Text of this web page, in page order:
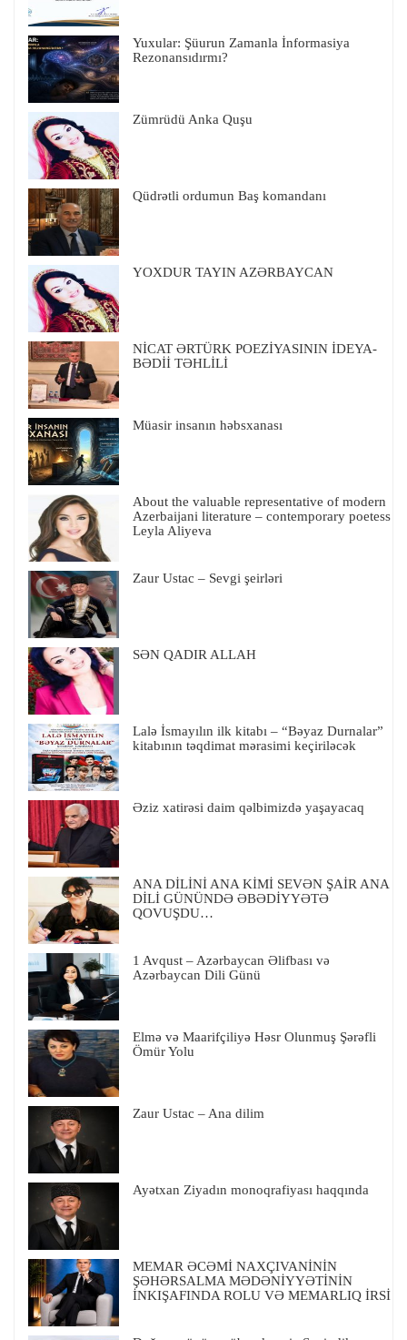
Yuxular: Şüurun Zamanla İnformasiya
Rezonansıdırmı?
Zümrüdü Anka Quşu
Qüdrətli ordumun Baş komandanı
YOXDUR TAYIN AZƏRBAYCAN
NİCAT ƏRTÜRK POEZİYASININ İDEYA-
BƏDİİ TƏHLİLİ
Müasir insanın həbsxanası
About the valuable representative of modern
Azerbaijani literature – contemporary poetess
Leyla Aliyeva
Zaur Ustac – Sevgi şeirləri
SƏN QADIR ALLAH
Lalə İsmayılın ilk kitabı – “Bəyaz Durnalar”
kitabının təqdimat mərasimi keçiriləcək
Əziz xatirəsi daim qəlbimizdə yaşayacaq
ANA DİLİNİ ANA KİMİ SEVƏN ŞAİR ANA
DİLİ GÜNÜNDƏ ƏBƏDİYYƏTƏ
QOVUŞDU…
1 Avqust – Azərbaycan Əlifbası və
Azərbaycan Dili Günü
Elmə və Maarifçiliyə Həsr Olunmuş Şərəfli
Ömür Yolu
Zaur Ustac – Ana dilim
Ayətxan Ziyadın monoqrafiyası haqqında
MEMAR ƏCƏMİ NAXÇIVANİNİN
ŞƏHƏRSALMA MƏDƏNİYYƏTİNİN
İNKIŞAFINDA ROLU VƏ MEMARLIQ İRSİ